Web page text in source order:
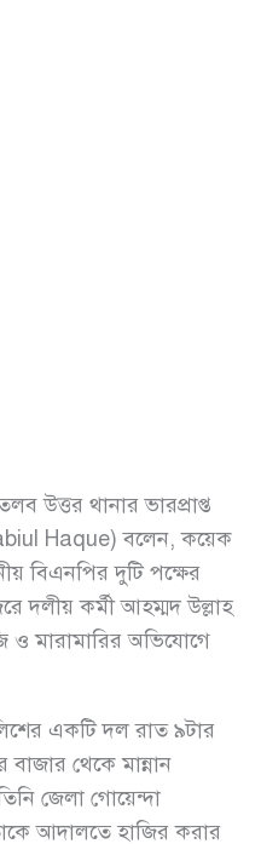
উত্তর থানার ভারপ্রাপ্ত
Haque) বলেন, কয়েক
বিএনপির দুটি পক্ষের
দলীয় কর্মী আহম্মদ উল্লাহ
ও মারামারির অভিযোগে
একটি দল রাত ৯টার
বাজার থেকে মান্নান
জেলা গোয়েন্দা
আদালতে হাজির করার